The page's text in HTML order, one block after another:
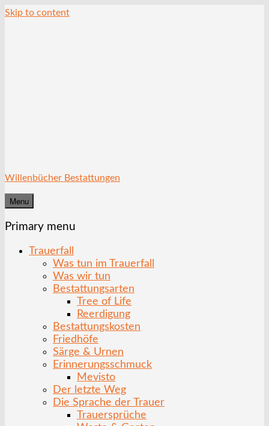
Skip to content
Willenbücher Bestattungen
Menu
Primary menu
Trauerfall
Was tun im Trauerfall
Was wir tun
Bestattungsarten
Tree of Life
Reerdigung
Bestattungskosten
Friedhöfe
Särge & Urnen
Erinnerungsschmuck
Mevisto
Der letzte Weg
Die Sprache der Trauer
Trauersprüche